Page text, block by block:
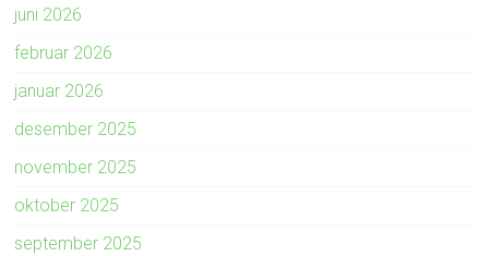
juni 2026
februar 2026
januar 2026
desember 2025
november 2025
oktober 2025
september 2025